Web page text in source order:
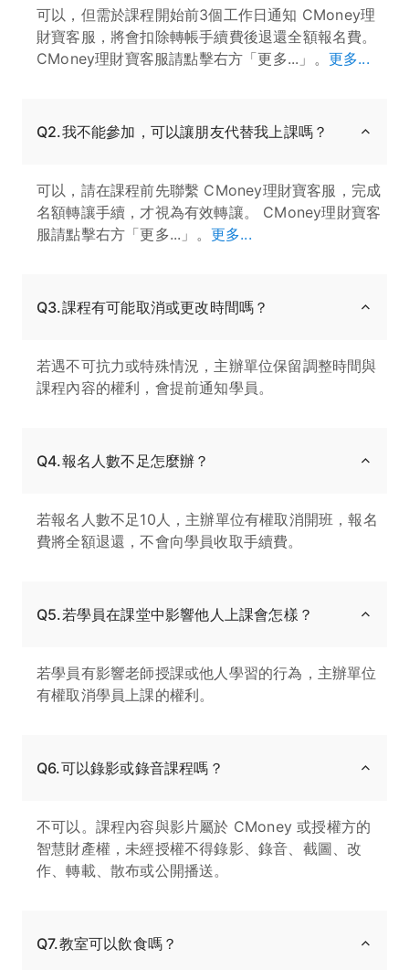
可以，但需於課程開始前3個工作日通知 CMoney理
財寶客服，將會扣除轉帳手續費後退還全額報名費。
CMoney理財寶客服請點擊右方「更多...」。 更多...
Q2.我不能參加，可以讓朋友代替我上課嗎？
可以，請在課程前先聯繫 CMoney理財寶客服，完成
名額轉讓手續，才視為有效轉讓。 CMoney理財寶客
服請點擊右方「更多...」。 更多...
Q3.課程有可能取消或更改時間嗎？
若遇不可抗力或特殊情況，主辦單位保留調整時間與
課程內容的權利，會提前通知學員。
Q4.報名人數不足怎麼辦？
若報名人數不足10人，主辦單位有權取消開班，報名
費將全額退還，不會向學員收取手續費。
Q5.若學員在課堂中影響他人上課會怎樣？
若學員有影響老師授課或他人學習的行為，主辦單位
有權取消學員上課的權利。
Q6.可以錄影或錄音課程嗎？
不可以。課程內容與影片屬於 CMoney 或授權方的
智慧財產權，未經授權不得錄影、錄音、截圖、改
作、轉載、散布或公開播送。
Q7.教室可以飲食嗎？